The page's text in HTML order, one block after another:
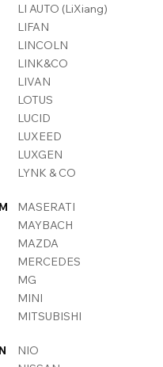
LI AUTO (LiXiang)
LIFAN
LINCOLN
LINK&CO
LIVAN
LOTUS
LUCID
LUXEED
LUXGEN
LYNK & CO
M
MASERATI
MAYBACH
MAZDA
MERCEDES
MG
MINI
MITSUBISHI
N
NIO